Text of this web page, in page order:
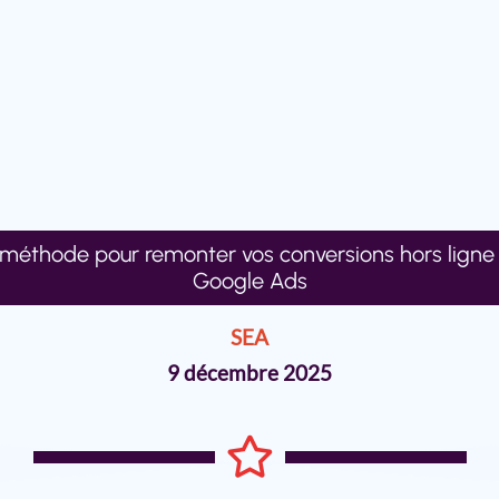
pour remonter vos conversions hors ligne
Google Ads
SEA
9 décembre 2025
